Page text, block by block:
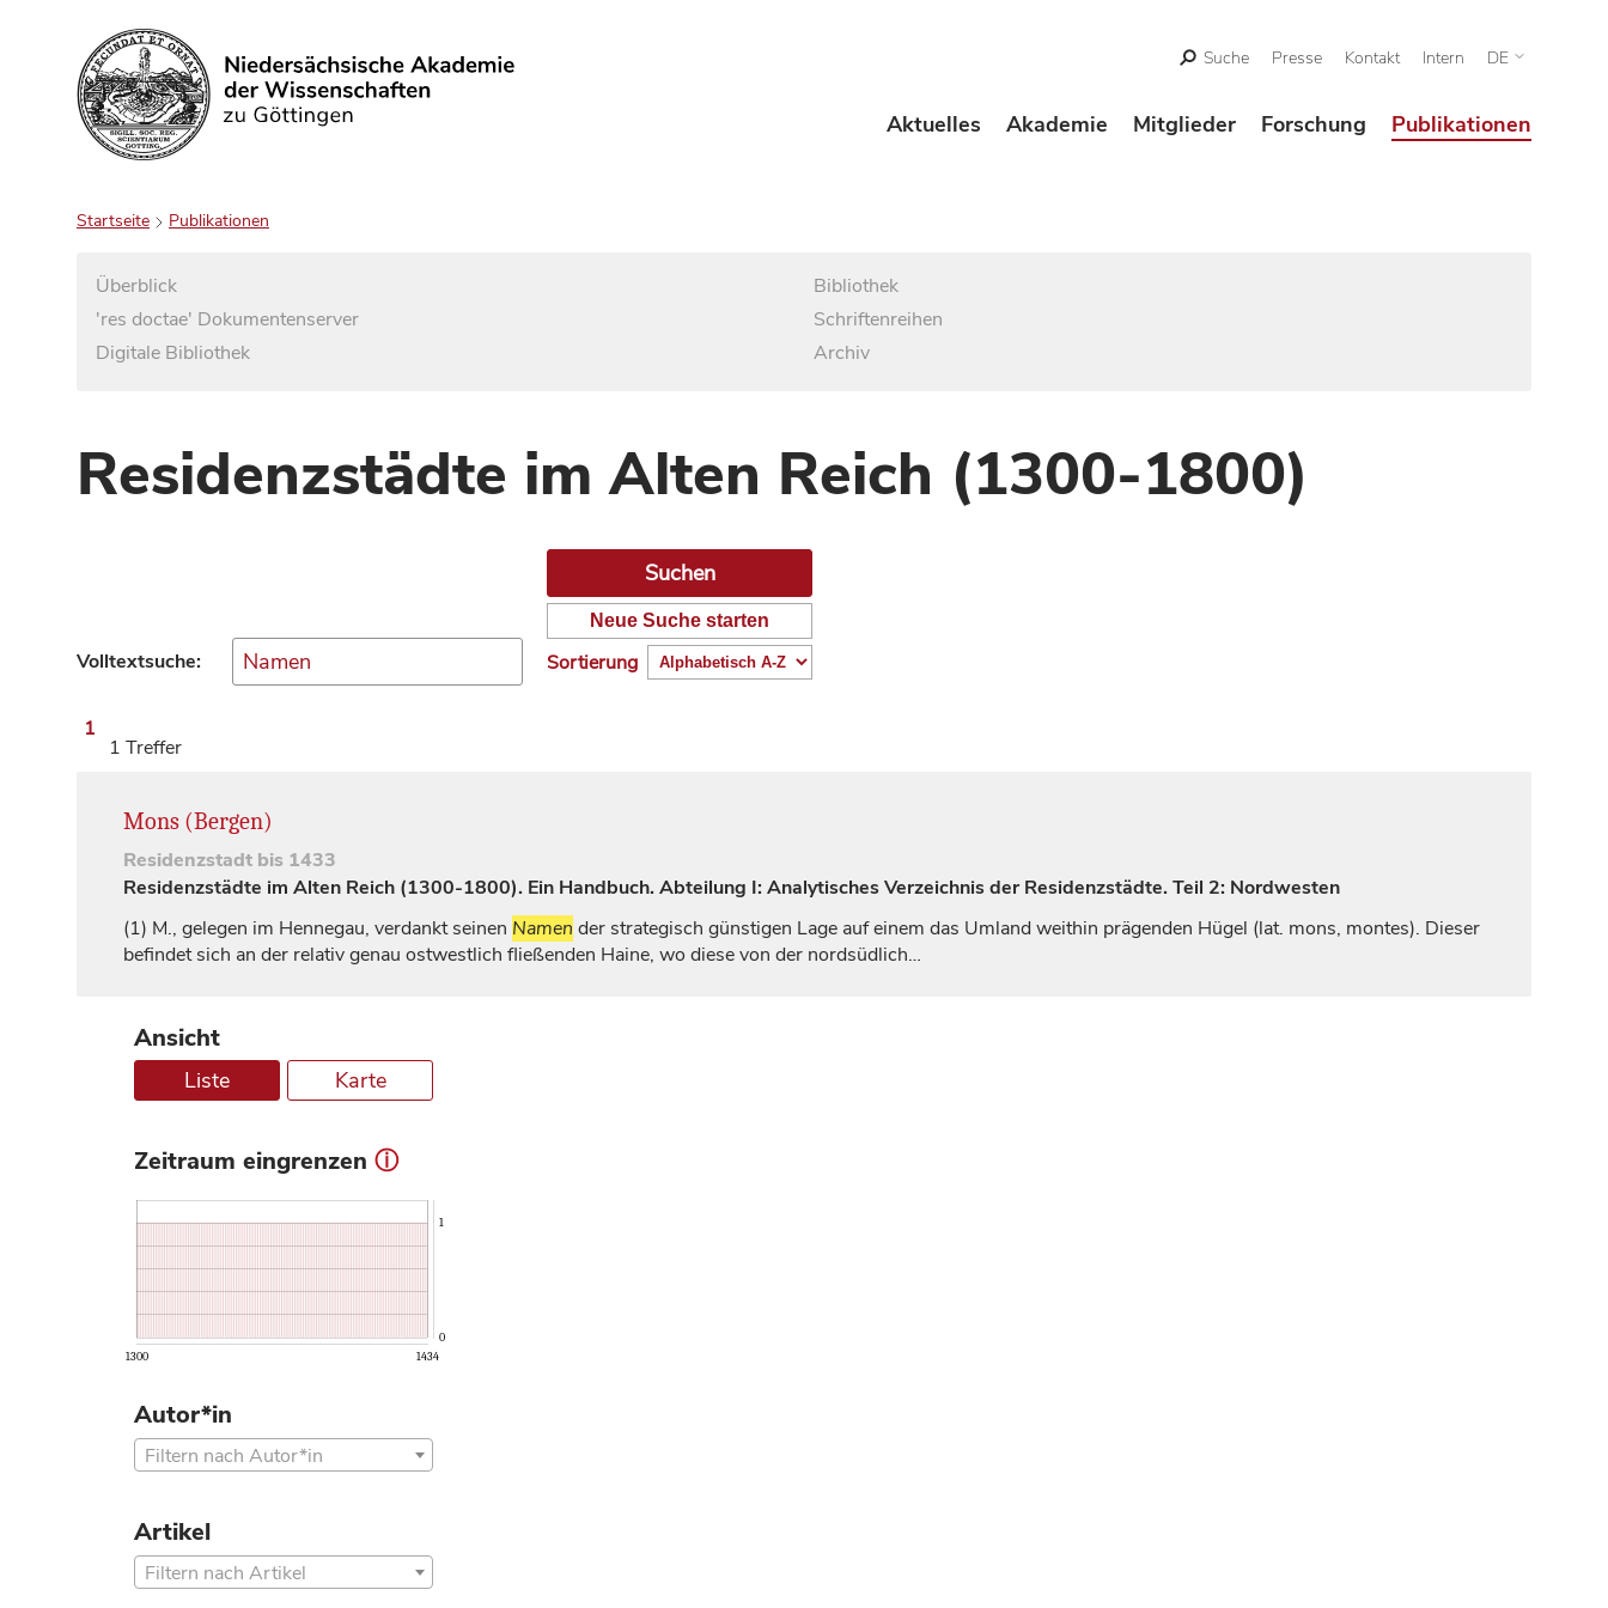
Suchen
Suche Presse Kontakt Intern DE
Aktuelles Akademie Mitglieder Forschung Publikationen
Startseite Publikationen
Überblick
'res doctae' Dokumentenserver
Digitale Bibliothek
Bibliothek
Schriftenreihen
Archiv
Residenzstädte im Alten Reich (1300-1800)
Volltextsuche:
Neue Suche starten
Sortierung
1
1 Treffer
Mons (Bergen)
Residenzstadt bis 1433
Residenzstädte im Alten Reich (1300-1800). Ein Handbuch. Abteilung I: Analytisches Verzeichnis der Residenzstädte. Teil 2: Nordwesten
(1) M., gelegen im Hennegau, verdankt seinen Namen der strategisch günstigen Lage auf einem das Umland weithin prägenden Hügel (lat. mons, montes). Dieser
befindet sich an der relativ genau ostwestlich fließenden Haine, wo diese von der nordsüdlich…
Ansicht
Liste Karte
Zeitraum eingrenzen ⓘ
1300 1434
0
1
Autor*in
Filtern nach Autor*in
Artikel
Filtern nach Artikel